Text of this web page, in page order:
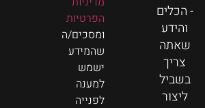
- הכלים
והידע
שאתה
צריך
בשביל
ליצור
הפרטיות
ומסכים/ה
שהמידע
ישמש
למענה
לפנייה